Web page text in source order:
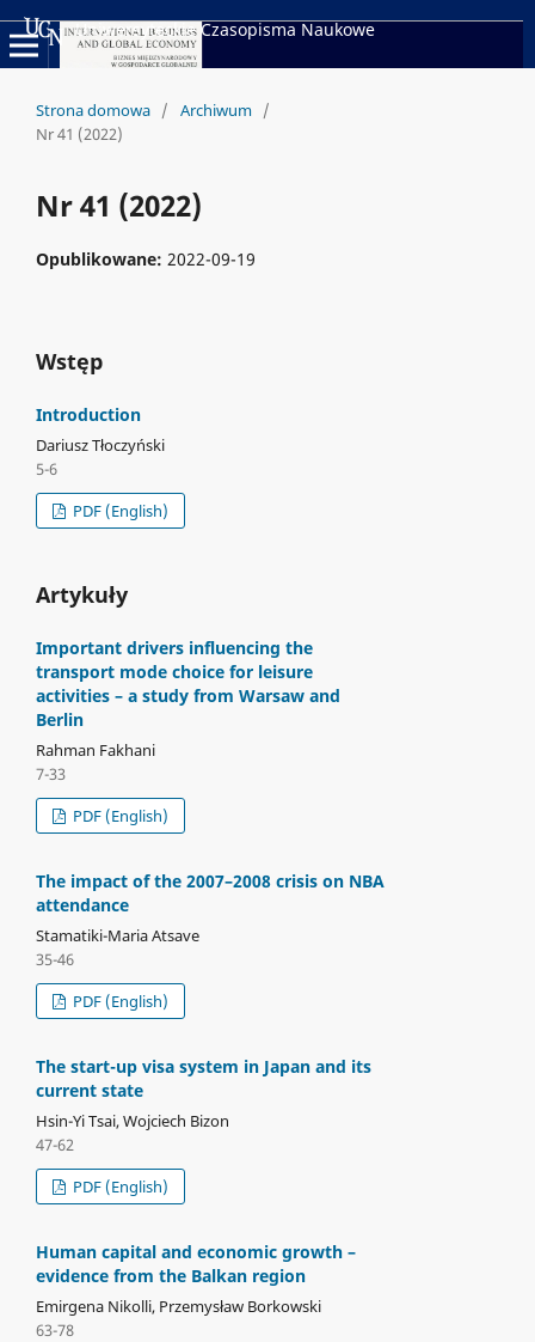
Uniwersyteckie Czasopisma Naukowe
Strona domowa / Archiwum /
Nr 41 (2022)
Nr 41 (2022)
Opublikowane: 2022-09-19
Wstęp
Introduction
Dariusz Tłoczyński
5-6
PDF (English)
Artykuły
Important drivers influencing the
transport mode choice for leisure
activities – a study from Warsaw and
Berlin
Rahman Fakhani
7-33
PDF (English)
The impact of the 2007–2008 crisis on NBA
attendance
Stamatiki-Maria Atsave
35-46
PDF (English)
The start-up visa system in Japan and its
current state
Hsin-Yi Tsai, Wojciech Bizon
47-62
PDF (English)
Human capital and economic growth –
evidence from the Balkan region
Emirgena Nikolli, Przemysław Borkowski
63-78